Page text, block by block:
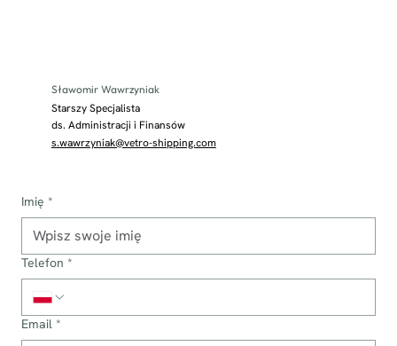
Sławomir Wawrzyniak
Starszy Specjalista
ds. Administracji i Finansów
s.wawrzyniak@vetro-shipping.com
Imię *
Telefon *
Email *